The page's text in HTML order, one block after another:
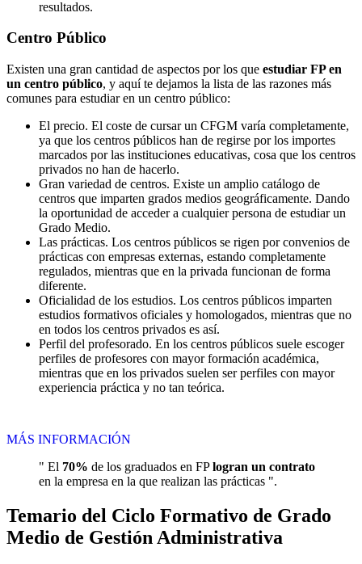
resultados.
Centro Público
Existen una gran cantidad de aspectos por los que estudiar FP en
un centro público, y aquí te dejamos la lista de las razones más
comunes para estudiar en un centro público:
El precio. El coste de cursar un CFGM varía completamente,
ya que los centros públicos han de regirse por los importes
marcados por las instituciones educativas, cosa que los centros
privados no han de hacerlo.
Gran variedad de centros. Existe un amplio catálogo de
centros que imparten grados medios geográficamente. Dando
la oportunidad de acceder a cualquier persona de estudiar un
Grado Medio.
Las prácticas. Los centros públicos se rigen por convenios de
prácticas con empresas externas, estando completamente
regulados, mientras que en la privada funcionan de forma
diferente.
Oficialidad de los estudios. Los centros públicos imparten
estudios formativos oficiales y homologados, mientras que no
en todos los centros privados es así.
Perfil del profesorado. En los centros públicos suele escoger
perfiles de profesores con mayor formación académica,
mientras que en los privados suelen ser perfiles con mayor
experiencia práctica y no tan teórica.
MÁS INFORMACIÓN
" El 70% de los graduados en FPlogran un contrato
en la empresa en la que realizan las prácticas ".
Temario del Ciclo Formativo de Grado
Medio de Gestión Administrativa